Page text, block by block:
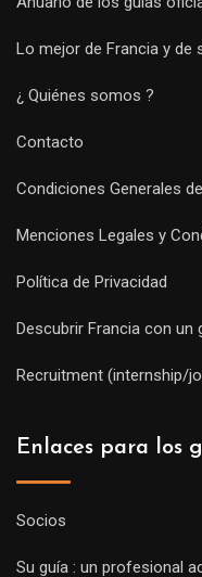
Lo mejor de Francia y de
¿ Quiénes somos ?
Contacto
Condiciones Generales
Menciones Legales y
Política de Privacidad
Descubrir Francia con un
Recruitment (internship/
Enlaces para los
Socios
Su guía : un profesional